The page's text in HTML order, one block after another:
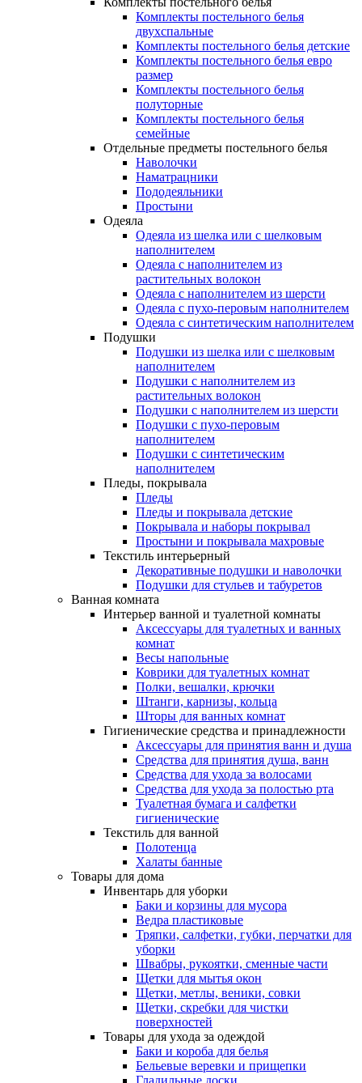
Комплекты постельного белья
двухспальные
Комплекты постельного белья детские
Комплекты постельного белья евро
размер
Комплекты постельного белья
полуторные
Комплекты постельного белья
семейные
Отдельные предметы постельного белья
Наволочки
Наматрацники
Пододеяльники
Простыни
Одеяла
Одеяла из шелка или с шелковым
наполнителем
Одеяла с наполнителем из
растительных волокон
Одеяла с наполнителем из шерсти
Одеяла с пухо-перовым наполнителем
Одеяла с синтетическим наполнителем
Подушки
Подушки из шелка или с шелковым
наполнителем
Подушки с наполнителем из
растительных волокон
Подушки с наполнителем из шерсти
Подушки с пухо-перовым
наполнителем
Подушки с синтетическим
наполнителем
Пледы, покрывала
Пледы
Пледы и покрывала детские
Покрывала и наборы покрывал
Простыни и покрывала махровые
Текстиль интерьерный
Декоративные подушки и наволочки
Подушки для стульев и табуретов
Ванная комната
Интерьер ванной и туалетной комнаты
Аксессуары для туалетных и ванных
комнат
Весы напольные
Коврики для туалетных комнат
Полки, вешалки, крючки
Штанги, карнизы, кольца
Шторы для ванных комнат
Гигиенические средства и принадлежности
Аксессуары для принятия ванн и душа
Средства для принятия душа, ванн
Средства для ухода за волосами
Средства для ухода за полостью рта
Туалетная бумага и салфетки
гигиенические
Текстиль для ванной
Полотенца
Халаты банные
Товары для дома
Инвентарь для уборки
Баки и корзины для мусора
Ведра пластиковые
Тряпки, салфетки, губки, перчатки для
уборки
Швабры, рукоятки, сменные части
Щетки для мытья окон
Щетки, метлы, веники, совки
Щетки, скребки для чистки
поверхностей
Товары для ухода за одеждой
Баки и короба для белья
Бельевые веревки и прищепки
Гладильные доски